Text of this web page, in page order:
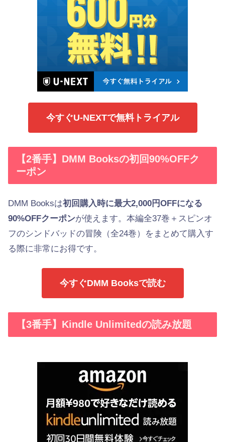
今すぐU-NEXTで無料トライアル
【2番手】DMM Booksの初回90%OFFク
ーポン
DMM Booksは初回購入時に最大2,000円OFFになる
90%OFFクーポンが使えます。本編全37巻＋スピンオ
フのシンドバッドの冒険（全24巻）をまとめて購入す
る際に非常にお得です。
今すぐDMM Booksで読む
【3番手】Kindle Unlimitedの読み放題